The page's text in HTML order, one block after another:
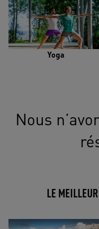
Yoga
Nous
LE